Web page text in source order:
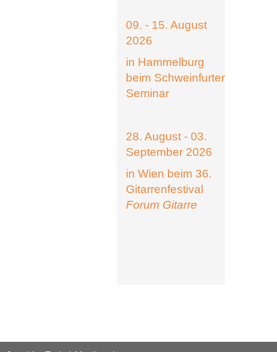
09. - 15. August
2026
in Hammelburg
beim Schweinfurter
Seminar
28. August - 03.
September 2026
in Wien beim 36.
Gitarrenfestival
Forum Gitarre